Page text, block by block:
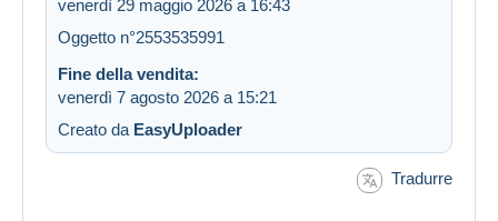
venerdì 29 maggio 2026 a 16:43
Oggetto n°2553535991
Fine della vendita:
venerdì 7 agosto 2026 a 15:21
Creato da EasyUploader
Tradurre